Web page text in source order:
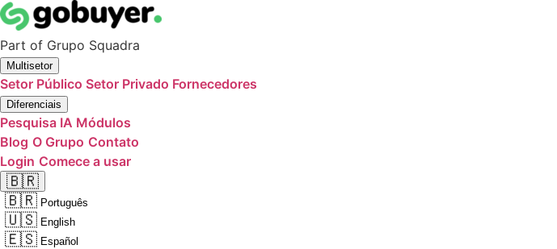
Part of Grupo Squadra
Multisetor
Setor Público Setor Privado Fornecedores
Diferenciais
Pesquisa IA Módulos
Blog O Grupo Contato
Login Comece a usar
🇧🇷
🇧🇷 Português
🇺🇸 English
🇪🇸 Español